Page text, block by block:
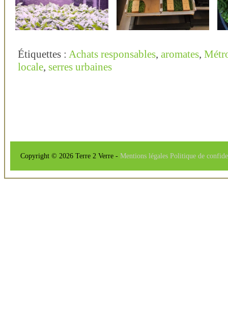
Étiquettes : Achats responsables, aromates,
locale, serres urbaines
Copyright © 2026 Terre 2 Verre - Mentions légales Politique de